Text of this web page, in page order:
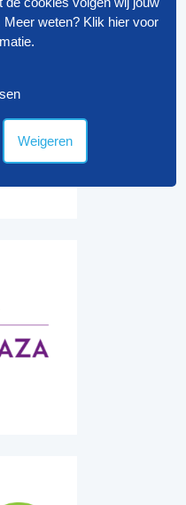
Meer weten? Klik hier voor
.
Weigeren